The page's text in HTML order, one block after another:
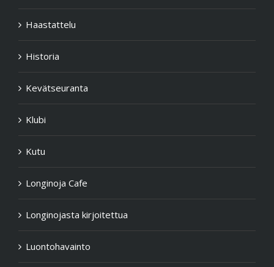
Haastattelu
Historia
Kevätseuranta
Klubi
Kutu
Longinoja Cafe
Longinojasta kirjoitettua
Luontohavainto